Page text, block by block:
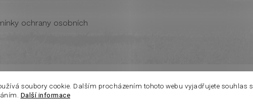
soubory cookie. Dalším procházením tohoto webu vyjadřujete souhlas s
Další informace
ochrany osobních